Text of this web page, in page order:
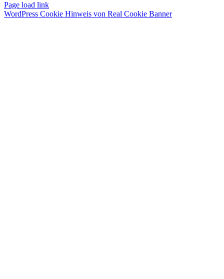
Page load link
WordPress Cookie Hinweis von Real Cookie Banner